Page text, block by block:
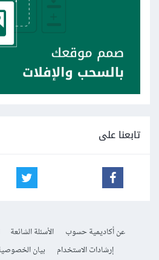
تابعنا على
عن أكاديمية حسوب الأسئلة الشائعة
إرشادات الاستخدام
بيان الخصوصية